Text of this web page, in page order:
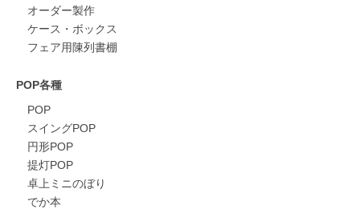
オーダー製作
ケース・ボックス
フェア用陳列書棚
POP各種
POP
スイングPOP
円形POP
提灯POP
卓上ミニのぼり
でか本